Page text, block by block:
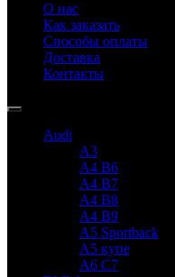
О нас
Как заказать
Способы оплаты
Доставка
Контакты
Audi
A3
A4 B6
A4 B7
A4 B8
A4 B9
A5 Sportback
A5 купе
A6 C7